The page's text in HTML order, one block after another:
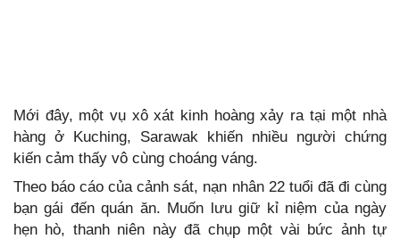
Mới đây, một vụ xô xát kinh hoàng xảy ra tại một nhà
hàng ở Kuching, Sarawak khiến nhiều người chứng
kiến cảm thấy vô cùng choáng váng.
Theo báo cáo của cảnh sát, nạn nhân 22 tuổi đã đi cùng
bạn gái đến quán ăn. Muốn lưu giữ kỉ niệm của ngày
hẹn hò, thanh niên này đã chụp một vài bức ảnh tự